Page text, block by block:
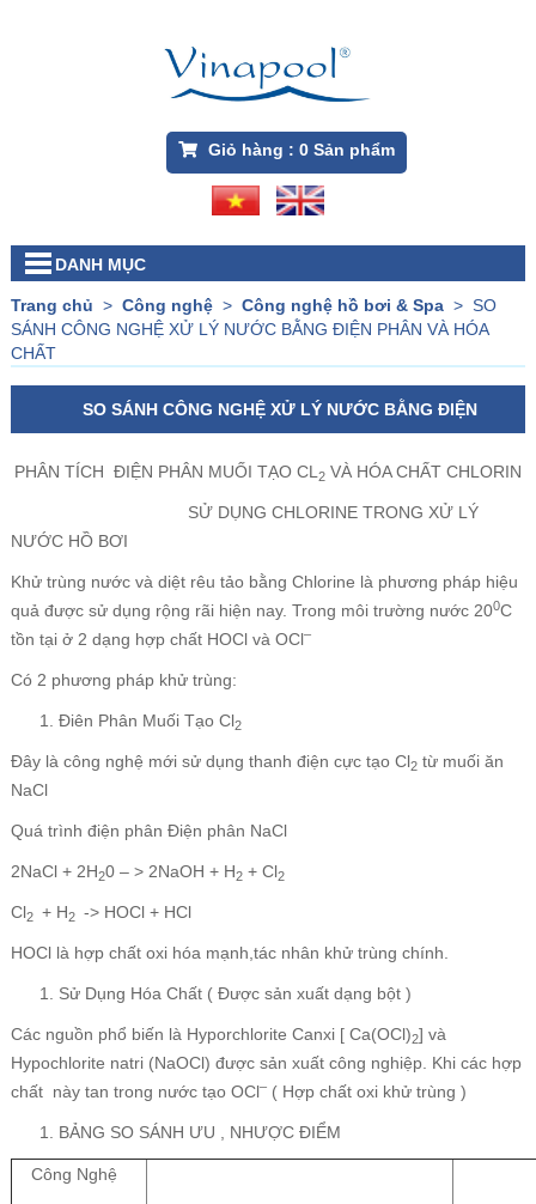
Giỏ hàng : 0Sản phẩm
DANH MỤC
Trang chủ > Công nghệ> Công nghệ hồ bơi & Spa> SO
SÁNH CÔNG NGHỆ XỬ LÝ NƯỚC BẰNG ĐIỆN PHÂN VÀ HÓA
CHẤT
SO SÁNH CÔNG NGHỆ XỬ LÝ NƯỚC BẰNG ĐIỆN
PHÂN TÍCH ĐIỆN PHÂN MUỐI TẠO CL 2 VÀ HÓA CHẤT CHLORIN
SỬ DỤNG CHLORINE TRONG XỬ LÝ
NƯỚC HỒ BƠI
Khử trùng nước và diệt rêu tảo bằng Chlorine là phương pháp hiệu
quả được sử dụng rộng rãi hiện nay. Trong môi trường nước 200C
tồn tại ở 2 dạng hợp chất HOCl và OCl–
Có 2 phương pháp khử trùng:
Điên Phân Muối Tạo Cl2
Đây là công nghệ mới sử dụng thanh điện cực tạo Cl2từ muối ăn
NaCl
Quá trình điện phân Điện phân NaCl
2NaCl + 2H20 – > 2NaOH + H2+ Cl2
Cl2 + H2 -> HOCl + HCl
HOCl là hợp chất oxi hóa mạnh,tác nhân khử trùng chính.
Sử Dụng Hóa Chất ( Được sản xuất dạng bột )
Các nguồn phổ biến là Hyporchlorite Canxi [ Ca(OCl)2] và
Hypochlorite natri (NaOCl) được sản xuất công nghiệp. Khi các hợp
chất này tan trong nước tạo OCl–( Hợp chất oxi khử trùng )
BẢNG SO SÁNH ƯU , NHƯỢC ĐIỂM
Công Nghệ